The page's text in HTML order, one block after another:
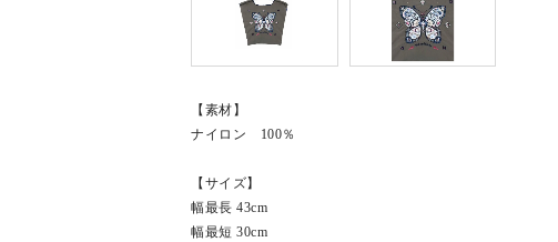
【素材】
ナイロン 100％
【サイズ】
幅最長 43cm
幅最短 30cm